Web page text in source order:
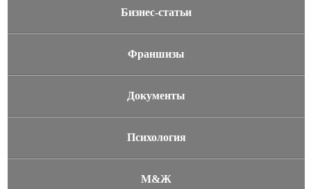
Бизнес-статьи
Франшизы
Документы
Психология
М&Ж